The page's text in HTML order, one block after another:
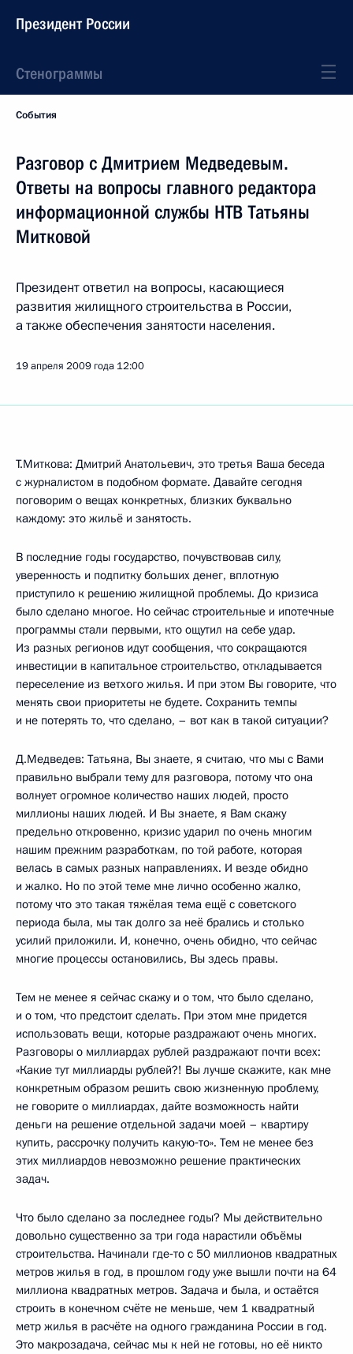
Президент России
Стенограммы
События
Разговор с Дмитрием Медведевым.
Ответы на вопросы главного редактора
информационной службы НТВ Татьяны
Митковой
Президент ответил на вопросы, касающиеся
развития жилищного строительства в России,
а также обеспечения занятости населения.
19 апреля 2009 года 12:00
Т.Миткова: Дмитрий Анатольевич, это третья Ваша беседа
с журналистом в подобном формате. Давайте сегодня
поговорим о вещах конкретных, близких буквально
каждому: это жильё и занятость.
В последние годы государство, почувствовав силу,
уверенность и подпитку больших денег, вплотную
приступило к решению жилищной проблемы. До кризиса
было сделано многое. Но сейчас строительные и ипотечные
программы стали первыми, кто ощутил на себе удар.
Из разных регионов идут сообщения, что сокращаются
инвестиции в капитальное строительство, откладывается
переселение из ветхого жилья. И при этом Вы говорите, что
менять свои приоритеты не будете. Сохранить темпы
и не потерять то, что сделано, – вот как в такой ситуации?
Д.Медведев: Татьяна, Вы знаете, я считаю, что мы с Вами
правильно выбрали тему для разговора, потому что она
волнует огромное количество наших людей, просто
миллионы наших людей. И Вы знаете, я Вам скажу
предельно откровенно, кризис ударил по очень многим
нашим прежним разработкам, по той работе, которая
велась в самых разных направлениях. И везде обидно
и жалко. Но по этой теме мне лично особенно жалко,
потому что это такая тяжёлая тема ещё с советского
периода была, мы так долго за неё брались и столько
усилий приложили. И, конечно, очень обидно, что сейчас
многие процессы остановились, Вы здесь правы.
Тем не менее я сейчас скажу и о том, что было сделано,
и о том, что предстоит сделать. При этом мне придется
использовать вещи, которые раздражают очень многих.
Разговоры о миллиардах рублей раздражают почти всех:
«Какие тут миллиарды рублей?! Вы лучше скажите, как мне
конкретным образом решить свою жизненную проблему,
не говорите о миллиардах, дайте возможность найти
деньги на решение отдельной задачи моей – квартиру
купить, рассрочку получить какую‑то». Тем не менее без
этих миллиардов невозможно решение практических
задач.
Что было сделано за последнее годы? Мы действительно
довольно существенно за три года нарастили объёмы
строительства. Начинали где‑то с 50 миллионов квадратных
метров жилья в год, в прошлом году уже вышли почти на 64
миллиона квадратных метров. Задача и была, и остаётся
строить в конечном счёте не меньше, чем 1 квадратный
метр жилья в расчёте на одного гражданина России в год.
Это макрозадача, сейчас мы к ней не готовы, но её никто